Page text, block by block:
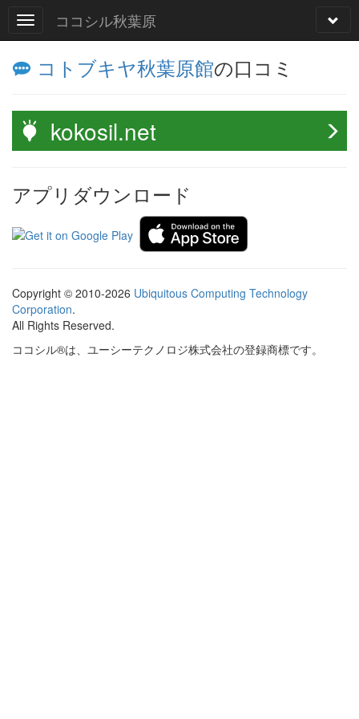
ココシル秋葉原
コトブキヤ秋葉原館の口コミ
kokosil.net
アプリダウンロード
Copyright © 2010-2026 Ubiquitous Computing Technology
Corporation.
All Rights Reserved.
ココシル®は、ユーシーテクノロジ株式会社の登録商標です。